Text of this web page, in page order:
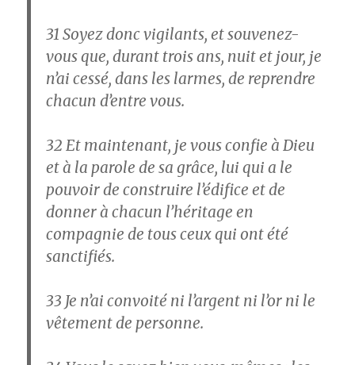
31 Soyez donc vigilants, et souvenez-
vous que, durant trois ans, nuit et jour, je
n’ai cessé, dans les larmes, de reprendre
chacun d’entre vous.
32 Et maintenant, je vous confie à Dieu
et à la parole de sa grâce, lui qui a le
pouvoir de construire l’édifice et de
donner à chacun l’héritage en
compagnie de tous ceux qui ont été
sanctifiés.
33 Je n’ai convoité ni l’argent ni l’or ni le
vêtement de personne.